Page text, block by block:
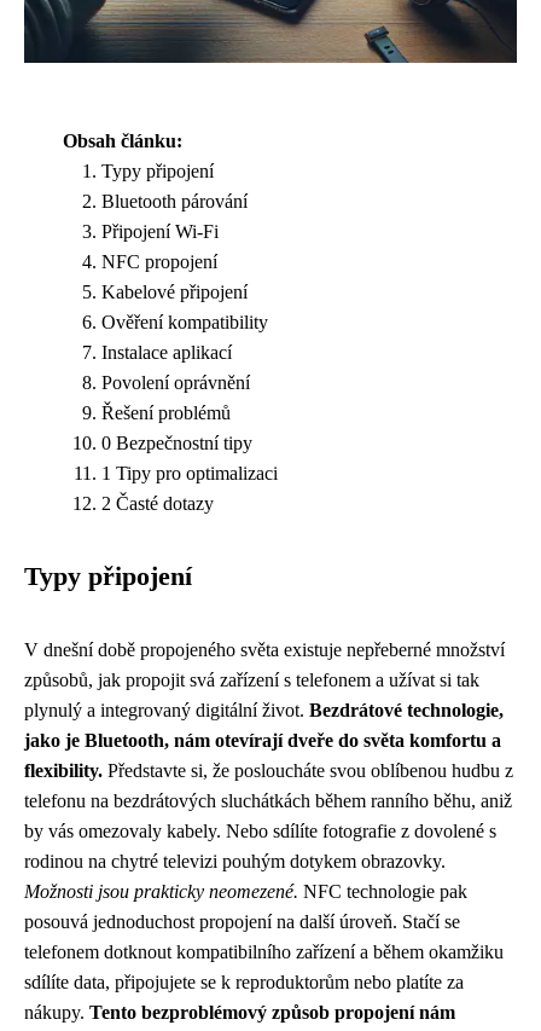
Obsah článku:
Typy připojení
Bluetooth párování
Připojení Wi-Fi
NFC propojení
Kabelové připojení
Ověření kompatibility
Instalace aplikací
Povolení oprávnění
Řešení problémů
0 Bezpečnostní tipy
1 Tipy pro optimalizaci
2 Časté dotazy
Typy připojení
V dnešní době propojeného světa existuje nepřeberné množství
způsobů, jak propojit svá zařízení s telefonem a užívat si tak
plynulý a integrovaný digitální život. Bezdrátové technologie,
jako je Bluetooth, nám otevírají dveře do světa komfortu a
flexibility. Představte si, že posloucháte svou oblíbenou hudbu z
telefonu na bezdrátových sluchátkách během ranního běhu, aniž
by vás omezovaly kabely. Nebo sdílíte fotografie z dovolené s
rodinou na chytré televizi pouhým dotykem obrazovky.
Možnosti jsou prakticky neomezené. NFC technologie pak
posouvá jednoduchost propojení na další úroveň. Stačí se
telefonem dotknout kompatibilního zařízení a během okamžiku
sdílíte data, připojujete se k reproduktorům nebo platíte za
nákupy. Tento bezproblémový způsob propojení nám